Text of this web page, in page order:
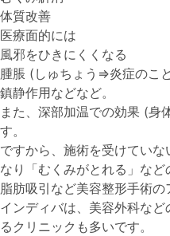
体質改善
医療面的には
風邪をひきにくくなる
腫脹 (しゅちょう⇒炎症のこ
鎮静作用などなど。
また、深部加温での効果 (身
す。
ですから、施術を受けていな
なり「むくみがとれる」など
脂肪吸引など美容整形手術の
インディバは、美容外科な
るクリニックも多いです。